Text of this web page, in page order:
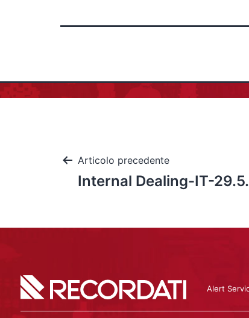
Articolo precedente
Internal Dealing-IT-
Alert